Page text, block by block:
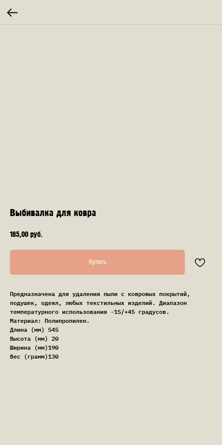
Выбивалка для ковра
185,00 руб.
Купить
Предназначена для удаления пыли с ковровых покрытий,
подушек, одеял, любых текстильных изделий. Диапазон
температурного использования -15/+45 градусов.
Материал: Полипропилен.
Длина (мм) 545
Высота (мм) 20
Ширина (мм)190
Вес (грамм)130